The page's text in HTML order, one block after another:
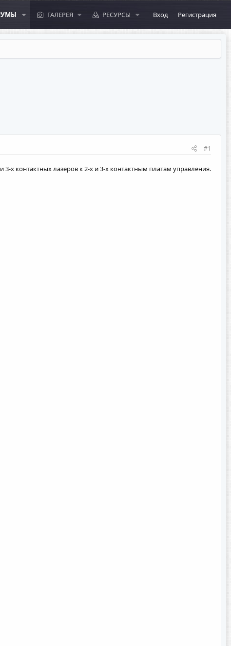
ГАЛЕРЕЯ РЕСУРСЫ Вход Регистрация
#1
х контактных лазеров к 2-х и 3-х контактным платам управления.